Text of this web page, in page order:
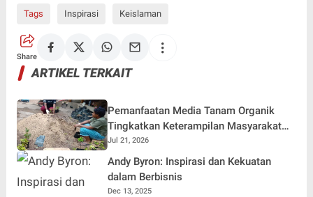
Tags Inspirasi Keislaman
Share
ARTIKEL TERKAIT
Pemanfaatan Media Tanam Organik
Tingkatkan Keterampilan Masyarakat
dalam Pembibitan Tanaman Hias
Jul 21, 2026
Andy Byron: Inspirasi dan Kekuatan
dalam Berbisnis
Dec 13, 2025